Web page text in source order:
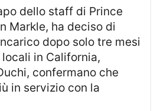
Markle, ha deciso di
dopo solo tre mesi
in California,
confermano che
in servizio con la